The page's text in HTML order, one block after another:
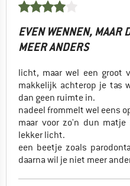
EVEN WENNEN, MAAR
MEER ANDERS
licht, maar wel een groot
makkelijk achterop je tas
dan geen ruimte in.
nadeel frommelt wel eens
maar voor zo'n dun
lekker licht.
een beetje zoals
daarna wil je niet meer